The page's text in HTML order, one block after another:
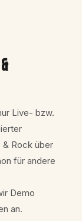
Live- bzw.
& Rock über
für andere
Demo
an.